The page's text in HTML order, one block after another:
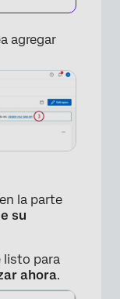
agregar
la parte
su
listo para
ahora.